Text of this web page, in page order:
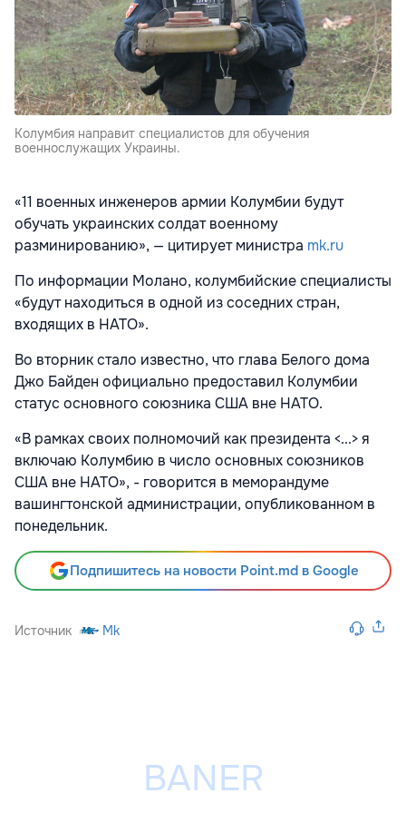
Колумбия направит специалистов для обучения
военнослужащих Украины.
«11 военных инженеров армии Колумбии будут
обучать украинских солдат военному
разминированию», — цитирует министра mk.ru
По информации Молано, колумбийские специалисты
«будут находиться в одной из соседних стран,
входящих в НАТО».
Во вторник стало известно, что глава Белого дома
Джо Байден официально предоставил Колумбии
статус основного союзника США вне НАТО.
«В рамках своих полномочий как президента <...> я
включаю Колумбию в число основных союзников
США вне НАТО», - говорится в меморандуме
вашингтонской администрации, опубликованном в
понедельник.
Подпишитесь на новости Point.md в Google
Источник Mk